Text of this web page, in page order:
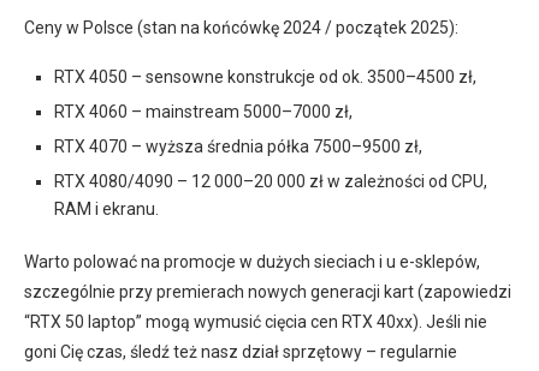
Ceny w Polsce (stan na końcówkę 2024 / początek 2025):
RTX 4050 – sensowne konstrukcje od ok. 3500–4500 zł,
RTX 4060 – mainstream 5000–7000 zł,
RTX 4070 – wyższa średnia półka 7500–9500 zł,
RTX 4080/4090 – 12 000–20 000 zł w zależności od CPU,
RAM i ekranu.
Warto polować na promocje w dużych sieciach i u e-sklepów,
szczególnie przy premierach nowych generacji kart (zapowiedzi
“RTX 50 laptop” mogą wymusić cięcia cen RTX 40xx). Jeśli nie
goni Cię czas, śledź też nasz dział sprzętowy – regularnie